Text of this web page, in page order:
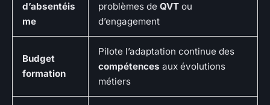
d’absentéis
me
problèmes de QVT ou
d’engagement
Budget
formation
Pilote l’adaptation continue des
compétences aux évolutions
métiers